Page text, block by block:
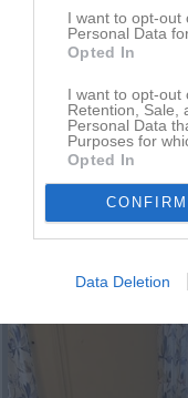
I want to opt-out
Personal Data
Opted In
I want to opt-out
Retention, Sale,
Personal Data
Purposes for
Opted In
CONFIRM
Data Deletion
Senast uppladdade
Ingen video uppladdad